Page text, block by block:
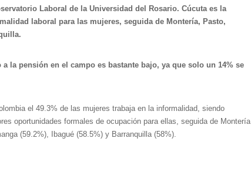
Laboral de la Universidad del Rosario. Cúcuta es la
laboral para las mujeres, seguida de Montería, Pasto,
la pensión en el campo es bastante bajo, ya que solo un 14% se
el 49.3% de las mujeres trabaja en la informalidad, siendo
oportunidades formales de ocupación para ellas, seguida de Montería
(59.2%), Ibagué (58.5%) y Barranquilla (58%).